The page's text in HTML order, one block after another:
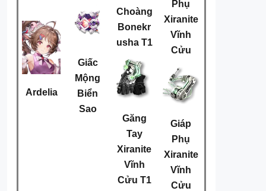
Ardelia
Giấc
Mộng
Biển
Sao
Choàng
Bonekr
usha T1
Găng
Tay
Xiranite
Vĩnh
Cửu T1
Phụ
Xiranite
Vĩnh
Cửu
Giáp
Phụ
Xiranite
Vĩnh
Cửu